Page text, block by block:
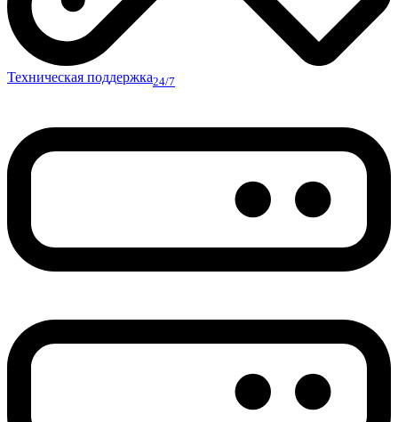
Техническая поддержка24/7